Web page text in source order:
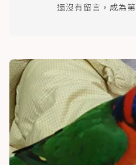
還沒有留言，成為